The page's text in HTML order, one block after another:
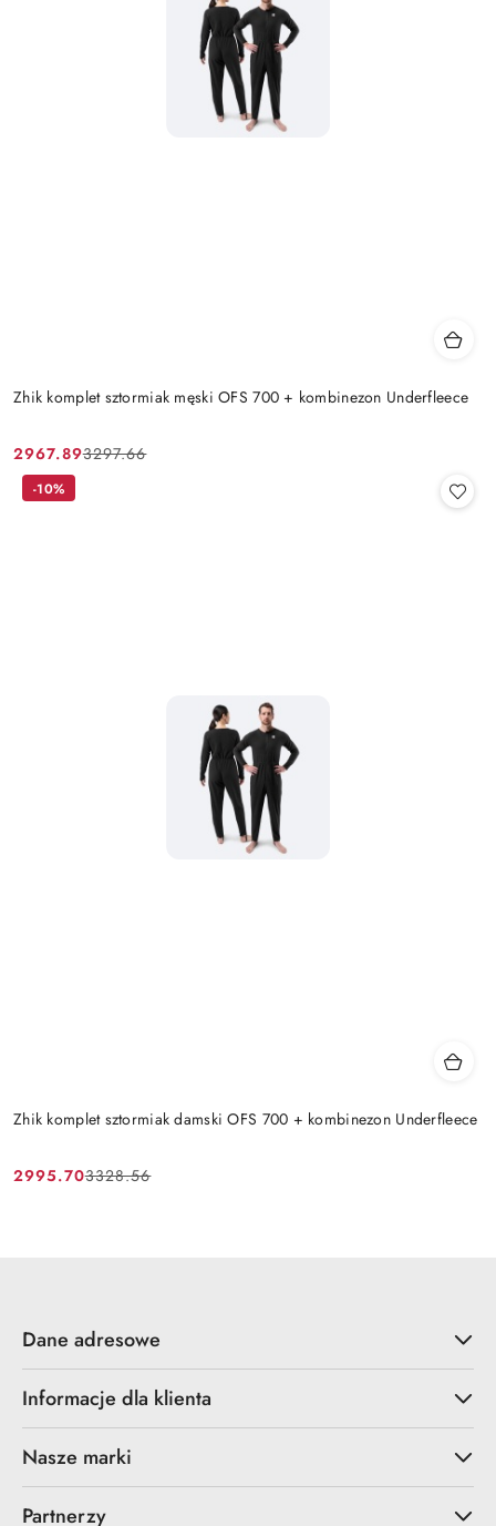
Zhik komplet sztormiak męski OFS 700 + kombinezon Underfleece
Cena
promocyjna:
2967.89
Cena
przed
3297.66
Zhik komplet sztormiak damski OFS 700 + kombinezon Underfleece
Cena
2995.70
Cena
3328.56
-10%
Dane adresowe
Informacje dla klienta
Nasze marki
Partnerzy